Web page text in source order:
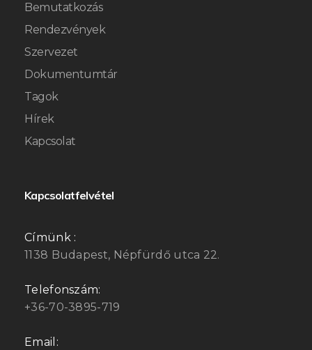
Bemutatkozás
Rendezvények
Szervezet
Dokumentumtár
Tagok
Hírek
Kapcsolat
Kapcsolatfelvétel
Címünk :
1138 Budapest, Népfürdő utca 22.
Telefonszám:
+36-70-3895-719
Email: